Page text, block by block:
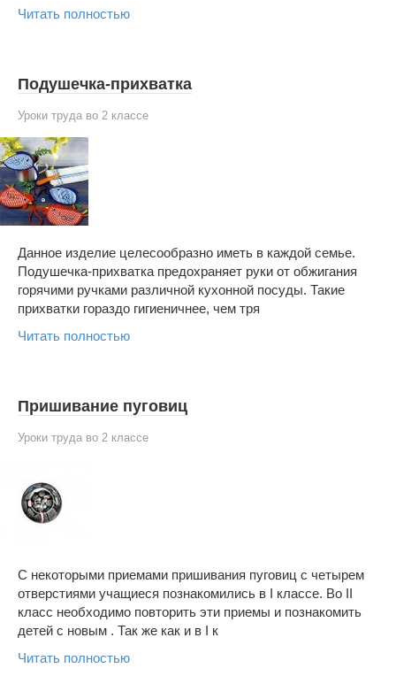
Читать полностью
Подушечка-прихватка
Уроки труда во 2 классе
Данное изделие целесообразно иметь в каждой семье.
Подушечка-прихватка предохраняет руки от обжигания
горячими ручками различной кухонной посуды. Такие
прихватки гораздо гигиеничнее, чем тря
Читать полностью
Пришивание пуговиц
Уроки труда во 2 классе
С некоторыми приемами пришивания пуговиц с четырем
отверстиями учащиеся познакомились в I классе. Во II
класс необходимо повторить эти приемы и познакомить
детей с новым . Так же как и в I к
Читать полностью